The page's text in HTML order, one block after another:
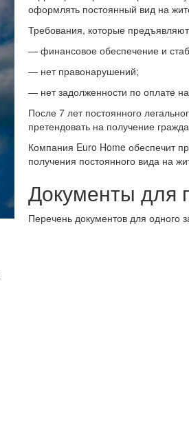
оформлять постоянный вид на
Требования, которые
— финансовое обеспечение и
— нет правонарушений;
— нет задолженности по оплате
После 7 лет постоянного
претендовать на получение
Компания Euro Home обеспечит
получения постоянного вида на
Документы
Перечень документов для одного